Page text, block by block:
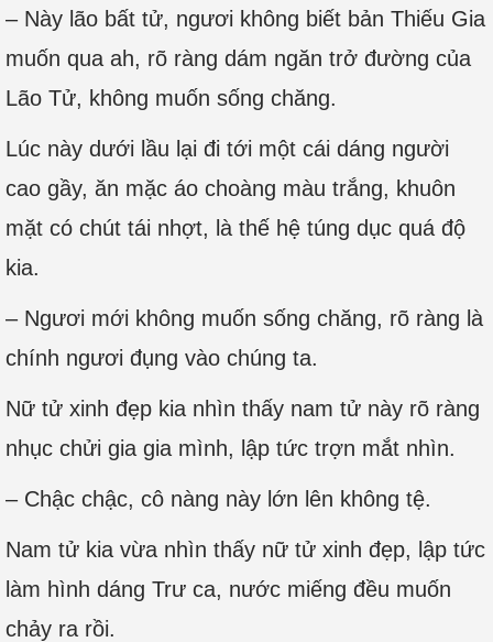
– Này lão bất tử, ngươi không biết bản Thiếu Gia
muốn qua ah, rõ ràng dám ngăn trở đường của
Lão Tử, không muốn sống chăng.
Lúc này dưới lầu lại đi tới một cái dáng người
cao gầy, ăn mặc áo choàng màu trắng, khuôn
mặt có chút tái nhợt, là thế hệ túng dục quá độ
kia.
– Ngươi mới không muốn sống chăng, rõ ràng là
chính ngươi đụng vào chúng ta.
Nữ tử xinh đẹp kia nhìn thấy nam tử này rõ ràng
nhục chửi gia gia mình, lập tức trợn mắt nhìn.
– Chậc chậc, cô nàng này lớn lên không tệ.
Nam tử kia vừa nhìn thấy nữ tử xinh đẹp, lập tức
làm hình dáng Trư ca, nước miếng đều muốn
chảy ra rồi.